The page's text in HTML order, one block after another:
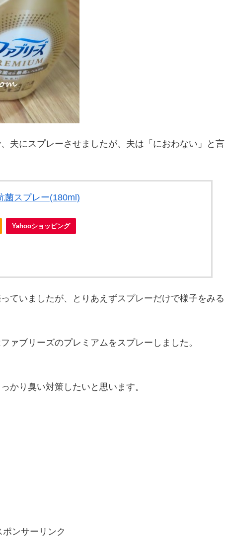
夫にスプレーさせましたが、夫は「におわない」と言
菌スプレー(180ml)
Yahooショッピング
ていましたが、とりあえずスプレーだけで様子をみる
ァブリーズのプレミアムをスプレーしました。
かり臭い対策したいと思います。
ポンサーリンク